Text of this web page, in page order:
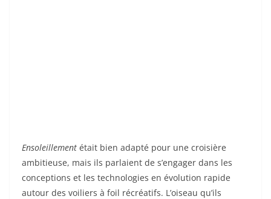
Ensoleillement était bien adapté pour une croisière
ambitieuse, mais ils parlaient de s’engager dans les
conceptions et les technologies en évolution rapide
autour des voiliers à foil récréatifs. L’oiseau qu’ils